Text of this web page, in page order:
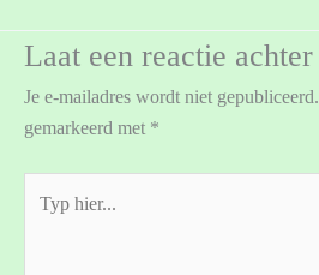
Laat een reactie achter
Je e-mailadres wordt niet gepubliceerd.
gemarkeerd met *
hier...